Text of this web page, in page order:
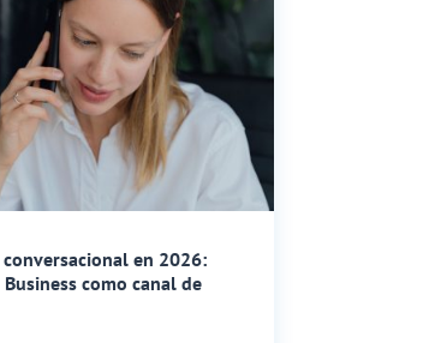
en 2026:
como canal de